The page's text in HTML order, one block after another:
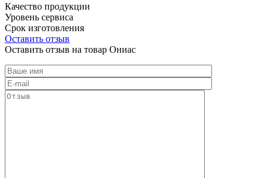
Качество продукции
Уровень сервиса
Срок изготовления
Оставить отзыв
Оставить отзыв на товар Ониас